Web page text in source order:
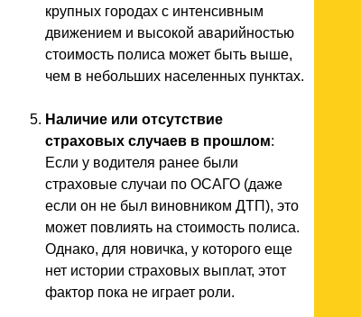
крупных городах с интенсивным
движением и высокой аварийностью
стоимость полиса может быть выше,
чем в небольших населенных пунктах.
Наличие или отсутствие
страховых случаев в прошлом:
Если у водителя ранее были
страховые случаи по ОСАГО (даже
если он не был виновником ДТП), это
может повлиять на стоимость полиса.
Однако, для новичка, у которого еще
нет истории страховых выплат, этот
фактор пока не играет роли.